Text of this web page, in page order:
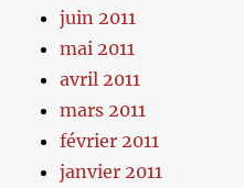
juin 2011
mai 2011
avril 2011
mars 2011
février 2011
janvier 2011